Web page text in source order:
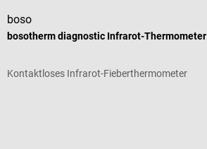
boso
bosotherm diagnostic Infrarot-Thermometer
Kontaktloses Infrarot-Fieberthermometer